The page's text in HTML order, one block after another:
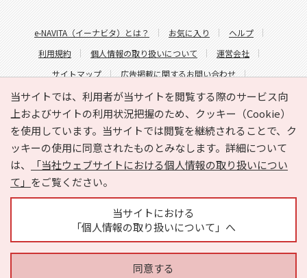
当サイトでは、利用者が当サイトを閲覧する際のサービス向
上およびサイトの利用状況把握のため、クッキー（Cookie）
を使用しています。当サイトでは閲覧を継続されることで、ク
ッキーの使用に同意されたものとみなします。詳細について
は、
「当社ウェブサイトにおける個人情報の取り扱いについ
て」 をご覧ください。
当サイトにおける
「個人情報の取り扱いについて」へ
同意する
e-NAVITA（イーナビタ）とは？ お気に入り
ヘルプ
利用規約
個人情報の取り扱いについて
運営会社
サイトマップ
広告掲載に関するお問い合わせ
サイトの内容に関するお問い合わせ
Copyright © HYOJITO.Co.,Ltd. All Rights Reserved.